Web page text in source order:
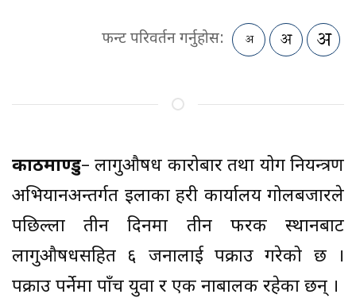
फन्ट परिवर्तन गर्नुहोस:
काठमाण्डु– लागुऔषध कारोबार तथा प्रयोग नियन्त्रण
अभियानअन्तर्गत इलाका प्रहरी कार्यालय गोलबजारले
पछिल्ला तीन दिनमा तीन फरक स्थानबाट
लागुऔषधसहित ६ जनालाई पक्राउ गरेको छ ।
पक्राउ पर्नेमा पाँच युवा र एक नाबालक रहेका छन् ।